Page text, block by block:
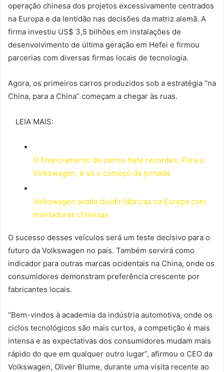
operação chinesa dos projetos excessivamente centrados
na Europa e da lentidão nas decisões da matriz alemã. A
firma investiu US$ 3,5 bilhões em instalações de
desenvolvimento de última geração em Hefei e firmou
parcerias com diversas firmas locais de tecnologia.
Agora, os primeiros carros produzidos sob a estratégia “na
China, para a China” começam a chegar às ruas.
LEIA MAIS:
O financiamento de carros bate recordes. Para a
Volkswagen, é só o começo da jornada
Volkswagen avalia dividir fábricas na Europa com
montadoras chinesas
O sucesso desses veículos será um teste decisivo para o
futuro da Volkswagen no país. Também servirá como
indicador para outras marcas ocidentais na China, onde os
consumidores demonstram preferência crescente por
fabricantes locais.
“Bem-vindos à academia da indústria automotiva, onde os
ciclos tecnológicos são mais curtos, a competição é mais
intensa e as expectativas dos consumidores mudam mais
rápido do que em qualquer outro lugar”, afirmou o CEO da
Volkswagen, Oliver Blume, durante uma visita recente ao